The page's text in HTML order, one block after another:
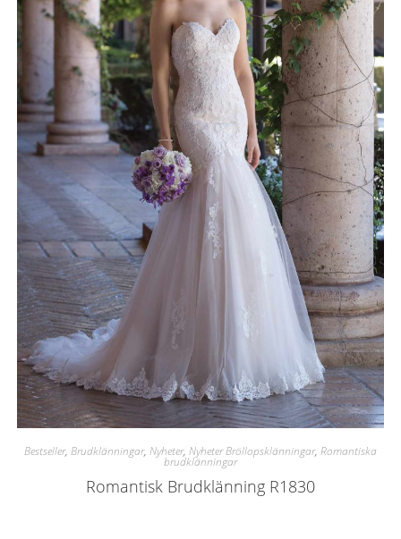
Bestseller, Brudklänningar, Nyheter, Nyheter Bröllopsklänningar, Romantiska
brudklänningar
Romantisk Brudklänning R1830